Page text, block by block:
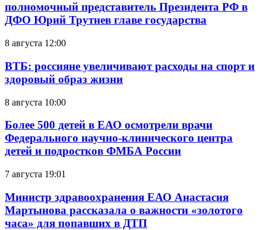
полномочный представитель Президента РФ в
ДФО Юрий Трутнев главе государства
8 августа 12:00
ВТБ: россияне увеличивают расходы на спорт и
здоровый образ жизни
8 августа 10:00
Более 500 детей в ЕАО осмотрели врачи
Федерального научно-клинического центра
детей и подростков ФМБА России
7 августа 19:01
Министр здравоохранения ЕАО Анастасия
Мартынова рассказала о важности «золотого
часа» для попавших в ДТП